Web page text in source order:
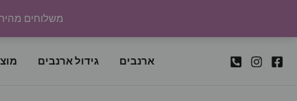
משלוחים
ארנבים גידול ארנבים